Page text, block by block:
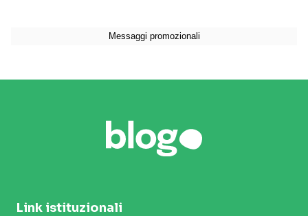
Link istituzionali